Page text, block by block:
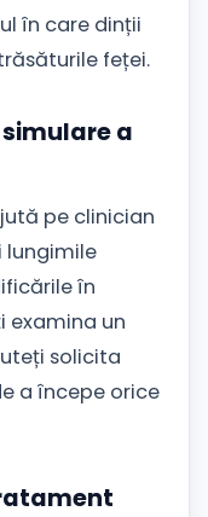
în care dinții
feței.
a
pe clinician
lungimile
în
examina un
solicita
a începe orice